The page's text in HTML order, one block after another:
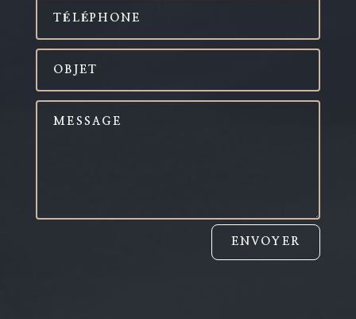
ENVOYER